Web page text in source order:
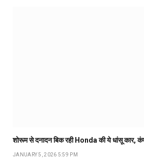
शोरूम से दनादन बिक रही Honda की ये धांसू कार,
JANUARY 5, 2026 5:59 PM